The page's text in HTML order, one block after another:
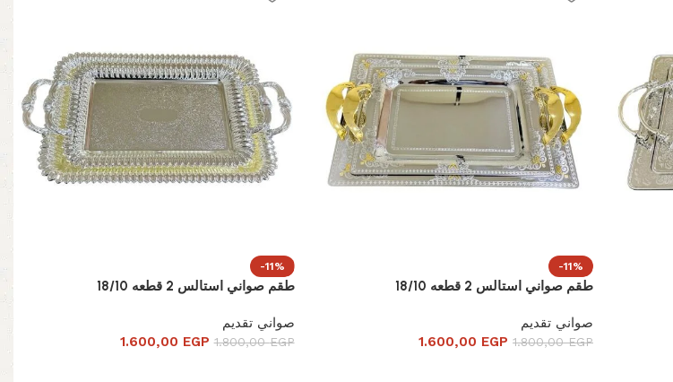
-11%
طقم صواني استالس 2 قطعه 18/10
صواني تقديم
1.800,00EGP
1.600,00 EGP
-11%
طقم صواني استالس 2 قطعه 18/10
صواني تقديم
1.800,00EGP
1.600,00 EGP